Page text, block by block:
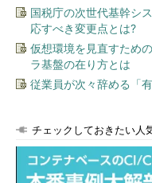
国税庁の次世代基幹シ
応すべき変更点とは?
仮想環境を見直すため
ラ基盤の在り方とは
従業員が次々辞める「
チェックしておきたい人